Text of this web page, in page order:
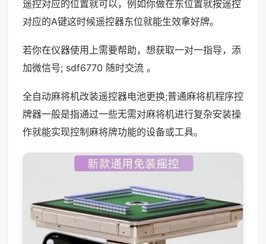
遥控对应的位置就可以，例如你做在东位置就按遥控
对应的A键这时候遥控器东位就能生效拿好牌。
若你在仪器使用上需要帮助，想获取一对一指导，添
加微信号; sdf6770 随时交流 。
全自动麻将机改装遥控器电池更换;普通麻将机程序控
牌器一般是指通过一些无需对麻将机进行复杂安装操
作就能实现控制麻将牌功能的设备或工具。